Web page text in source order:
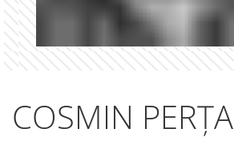
COSMIN PERȚA